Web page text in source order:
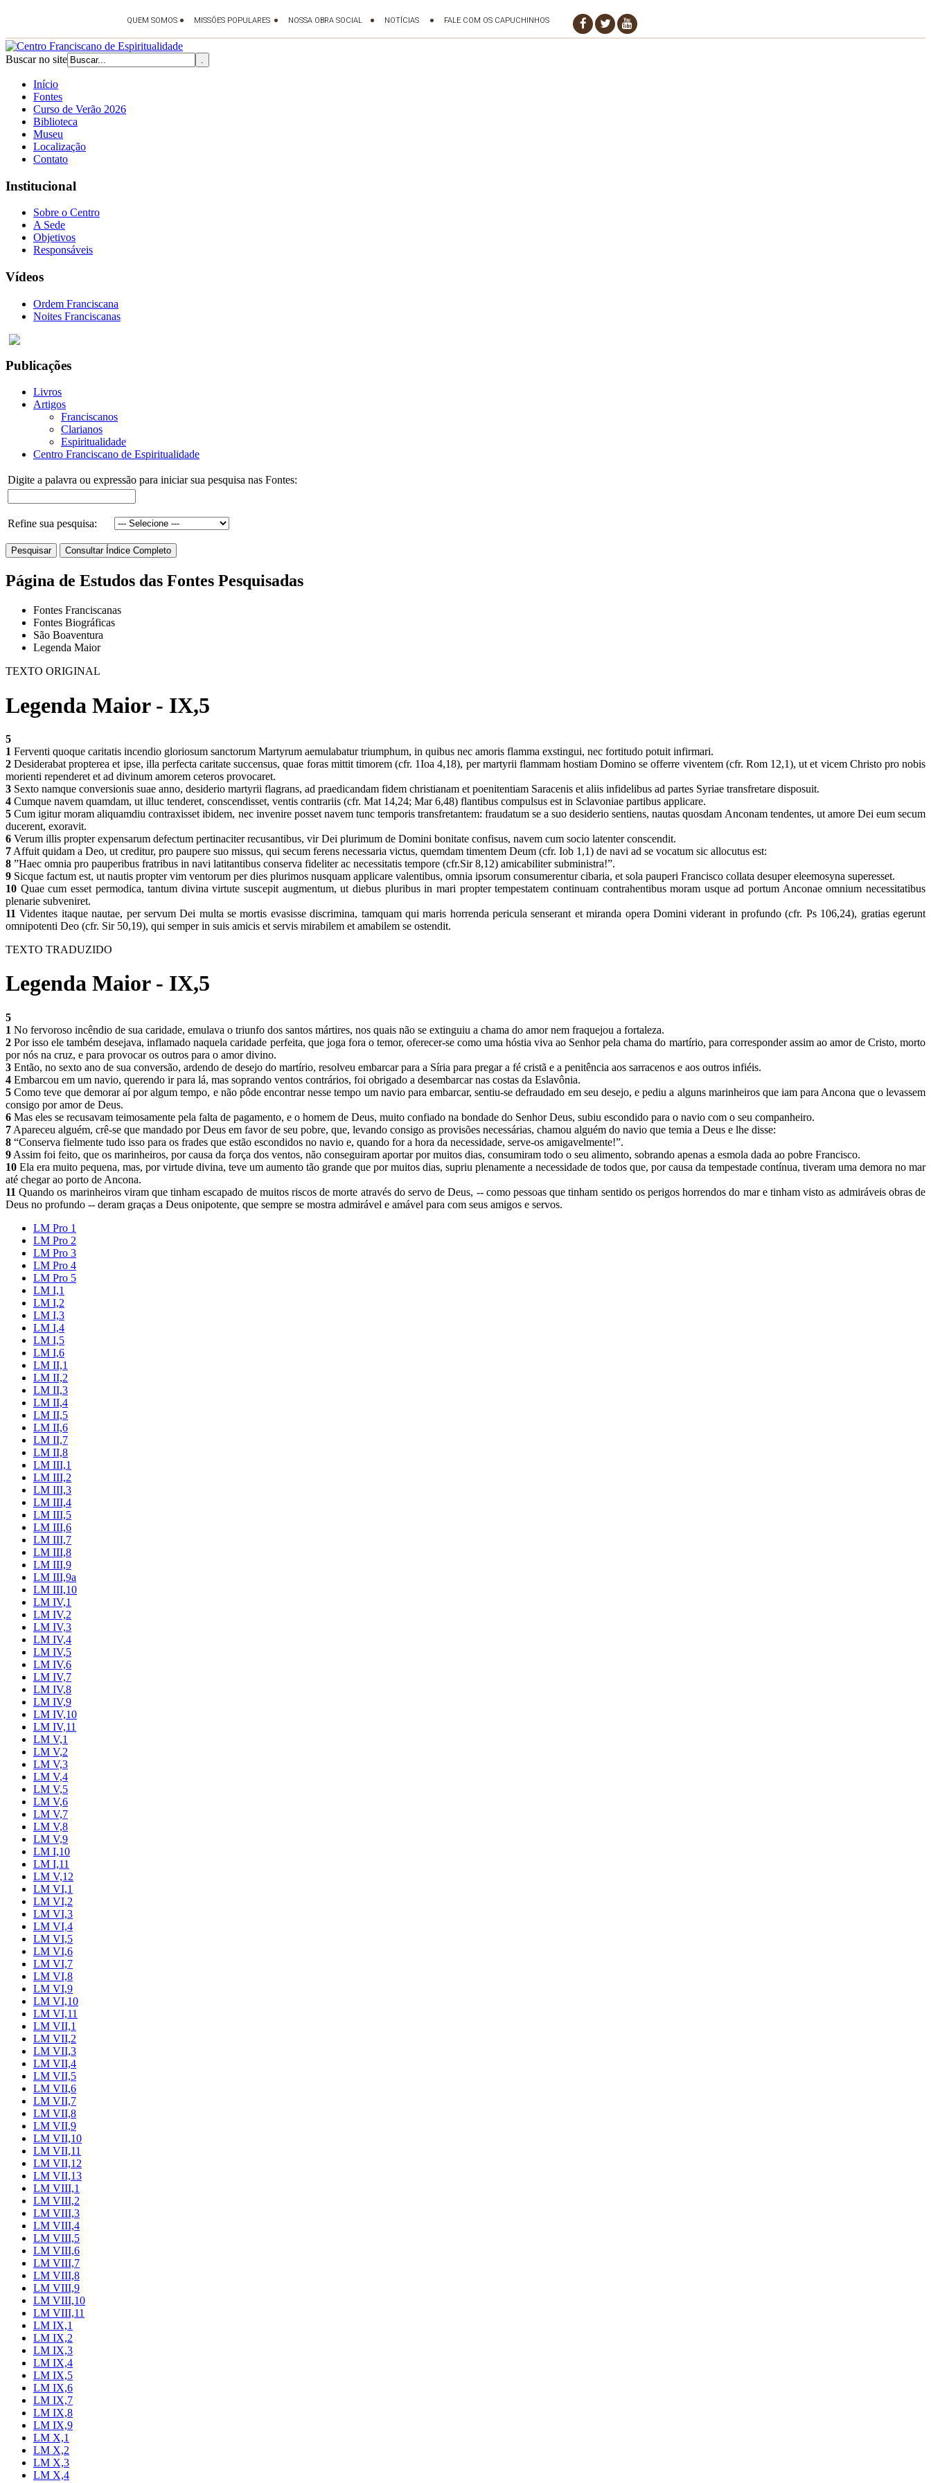
Buscar no site
Início
Fontes
Curso de Verão 2026
Biblioteca
Museu
Localização
Contato
Institucional
Sobre o Centro
A Sede
Objetivos
Responsáveis
Vídeos
Ordem Franciscana
Noites Franciscanas
Publicações
Livros
Artigos
Franciscanos
Clarianos
Espiritualidade
Centro Franciscano de Espiritualidade
Digite a palavra ou expressão para iniciar sua pesquisa nas Fontes:
Refine sua pesquisa:
Página de Estudos das Fontes Pesquisadas
Fontes Franciscanas
Fontes Biográficas
São Boaventura
Legenda Maior
TEXTO ORIGINAL
Legenda Maior - IX,5
5
1 Ferventi quoque caritatis incendio gloriosum sanctorum Martyrum aemulabatur triumphum, in quibus nec amoris flamma exstingui, nec fortitudo potuit infirmari.
2 Desiderabat propterea et ipse, illa perfecta caritate succensus, quae foras mittit timorem (cfr. 1Ioa 4,18), per martyrii flammam hostiam Domino se offerre viventem (cfr. Rom 12,1), ut et vicem Christo pro nobis
morienti rependeret et ad divinum amorem ceteros provocaret.
3 Sexto namque conversionis suae anno, desiderio martyrii flagrans, ad praedicandam fidem christianam et poenitentiam Saracenis et aliis infidelibus ad partes Syriae transfretare disposuit.
4 Cumque navem quamdam, ut illuc tenderet, conscendisset, ventis contrariis (cfr. Mat 14,24; Mar 6,48) flantibus compulsus est in Sclavoniae partibus applicare.
5 Cum igitur moram aliquamdiu contraxisset ibidem, nec invenire posset navem tunc temporis transfretantem: fraudatum se a suo desiderio sentiens, nautas quosdam Anconam tendentes, ut amore Dei eum secum
ducerent, exoravit.
6 Verum illis propter expensarum defectum pertinaciter recusantibus, vir Dei plurimum de Domini bonitate confisus, navem cum socio latenter conscendit.
7 Affuit quidam a Deo, ut creditur, pro paupere suo missus, qui secum ferens necessaria victus, quemdam timentem Deum (cfr. Iob 1,1) de navi ad se vocatum sic allocutus est:
8 ”Haec omnia pro pauperibus fratribus in navi latitantibus conserva fideliter ac necessitatis tempore (cfr.Sir 8,12) amicabiliter subministra!”.
9 Sicque factum est, ut nautis propter vim ventorum per dies plurimos nusquam applicare valentibus, omnia ipsorum consumerentur cibaria, et sola pauperi Francisco collata desuper eleemosyna superesset.
10 Quae cum esset permodica, tantum divina virtute suscepit augmentum, ut diebus pluribus in mari propter tempestatem continuam contrahentibus moram usque ad portum Anconae omnium necessitatibus
plenarie subveniret.
11 Videntes itaque nautae, per servum Dei multa se mortis evasisse discrimina, tamquam qui maris horrenda pericula senserant et miranda opera Domini viderant in profundo (cfr. Ps 106,24), gratias egerunt
omnipotenti Deo (cfr. Sir 50,19), qui semper in suis amicis et servis mirabilem et amabilem se ostendit.
TEXTO TRADUZIDO
Legenda Maior - IX,5
5
1 No fervoroso incêndio de sua caridade, emulava o triunfo dos santos mártires, nos quais não se extinguiu a chama do amor nem fraquejou a fortaleza.
2 Por isso ele também desejava, inflamado naquela caridade perfeita, que joga fora o temor, oferecer-se como uma hóstia viva ao Senhor pela chama do martírio, para corresponder assim ao amor de Cristo, morto
por nós na cruz, e para provocar os outros para o amor divino.
3 Então, no sexto ano de sua conversão, ardendo de desejo do martírio, resolveu embarcar para a Síria para pregar a fé cristã e a penitência aos sarracenos e aos outros infiéis.
4 Embarcou em um navio, querendo ir para lá, mas soprando ventos contrários, foi obrigado a desembarcar nas costas da Eslavônia.
5 Como teve que demorar aí por algum tempo, e não pôde encontrar nesse tempo um navio para embarcar, sentiu-se defraudado em seu desejo, e pediu a alguns marinheiros que iam para Ancona que o levassem
consigo por amor de Deus.
6 Mas eles se recusavam teimosamente pela falta de pagamento, e o homem de Deus, muito confiado na bondade do Senhor Deus, subiu escondido para o navio com o seu companheiro.
7 Apareceu alguém, crê-se que mandado por Deus em favor de seu pobre, que, levando consigo as provisões necessárias, chamou alguém do navio que temia a Deus e lhe disse:
8 “Conserva fielmente tudo isso para os frades que estão escondidos no navio e, quando for a hora da necessidade, serve-os amigavelmente!”.
9 Assim foi feito, que os marinheiros, por causa da força dos ventos, não conseguiram aportar por muitos dias, consumiram todo o seu alimento, sobrando apenas a esmola dada ao pobre Francisco.
10 Ela era muito pequena, mas, por virtude divina, teve um aumento tão grande que por muitos dias, supriu plenamente a necessidade de todos que, por causa da tempestade contínua, tiveram uma demora no mar
até chegar ao porto de Ancona.
11 Quando os marinheiros viram que tinham escapado de muitos riscos de morte através do servo de Deus, -- como pessoas que tinham sentido os perigos horrendos do mar e tinham visto as admiráveis obras de
Deus no profundo -- deram graças a Deus onipotente, que sempre se mostra admirável e amável para com seus amigos e servos.
LM Pro 1
LM Pro 2
LM Pro 3
LM Pro 4
LM Pro 5
LM I,1
LM I,2
LM I,3
LM I,4
LM I,5
LM I,6
LM II,1
LM II,2
LM II,3
LM II,4
LM II,5
LM II,6
LM II,7
LM II,8
LM III,1
LM III,2
LM III,3
LM III,4
LM III,5
LM III,6
LM III,7
LM III,8
LM III,9
LM III,9a
LM III,10
LM IV,1
LM IV,2
LM IV,3
LM IV,4
LM IV,5
LM IV,6
LM IV,7
LM IV,8
LM IV,9
LM IV,10
LM IV,11
LM V,1
LM V,2
LM V,3
LM V,4
LM V,5
LM V,6
LM V,7
LM V,8
LM V,9
LM I,10
LM I,11
LM V,12
LM VI,1
LM VI,2
LM VI,3
LM VI,4
LM VI,5
LM VI,6
LM VI,7
LM VI,8
LM VI,9
LM VI,10
LM VI,11
LM VII,1
LM VII,2
LM VII,3
LM VII,4
LM VII,5
LM VII,6
LM VII,7
LM VII,8
LM VII,9
LM VII,10
LM VII,11
LM VII,12
LM VII,13
LM VIII,1
LM VIII,2
LM VIII,3
LM VIII,4
LM VIII,5
LM VIII,6
LM VIII,7
LM VIII,8
LM VIII,9
LM VIII,10
LM VIII,11
LM IX,1
LM IX,2
LM IX,3
LM IX,4
LM IX,5
LM IX,6
LM IX,7
LM IX,8
LM IX,9
LM X,1
LM X,2
LM X,3
LM X,4